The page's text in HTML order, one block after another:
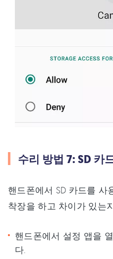
수리 방법 7: SD 카
핸드폰에서 SD 카드를 사
착장을 하고 차이가 있는
핸드폰에서 설정 앱을
다.